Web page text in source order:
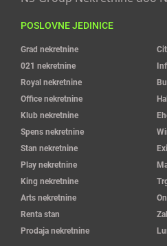
POSLOVNE JEDINICE
Grad nekretnine
021 nekretnine
Royal nekretnine
Office nekretnine
Klub nekretnine
Spens nekretnine
Stan nekretnine
Play nekretnine
King nekretnine
Arts nekretnine
Renta stan
Prodaja nekretnine